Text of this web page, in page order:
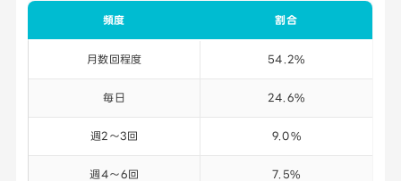
頻度 割合
月数回程度 54.2%
毎日 24.6%
週2〜3回 9.0%
週4〜6回 7.5%